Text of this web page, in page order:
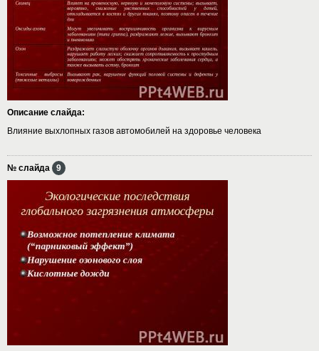
Описание слайда:
Влияние выхлопных газов автомобилей на здоровье человека
№ слайда 9